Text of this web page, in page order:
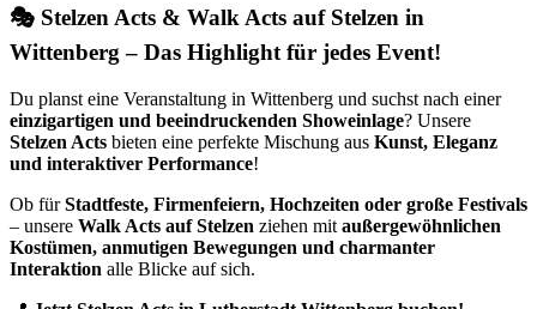
🎭 Stelzen Acts & Walk Acts auf Stelzen in
Wittenberg – Das Highlight für jedes Event!
Du planst eine Veranstaltung in Wittenberg und suchst nach einer
einzigartigen und beeindruckenden Showeinlage? Unsere
Stelzen Acts bieten eine perfekte Mischung aus Kunst, Eleganz
und interaktiver Performance!
Ob fürStadtfeste, Firmenfeiern, Hochzeiten oder große Festivals
– unsere Walk Acts auf Stelzen ziehen mit außergewöhnlichen
Kostümen, anmutigen Bewegungen und charmanter
Interaktion alle Blicke auf sich.